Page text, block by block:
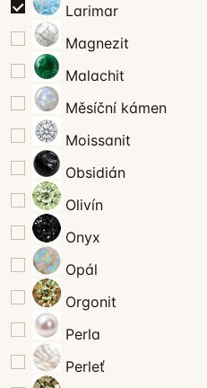
Larimar
Magnezit
Malachit
Měsíční kámen
Moissanit
Obsidián
Olivín
Onyx
Opál
Orgonit
Perla
Perleť